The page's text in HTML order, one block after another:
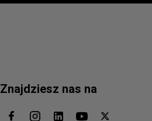
Znajdziesz nas na